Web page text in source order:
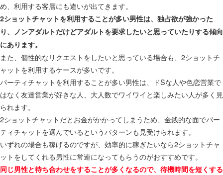
め、利用する客層にも違いが出てきます。
2ショットチャットを利用することが多い男性は、独占欲が強かった
り、ノンアダルトだけどアダルトを要求したいと思っていたりする傾向
にあります。
また、個性的なリクエストをしたいと思っている場合も、2ショットチ
ャットを利用するケースが多いです。
パーティチャットを利用することが多い男性は、ドSな人や色恋営業で
はなく友達営業が好きな人、大人数でワイワイと楽しみたい人が多く見
られます。
2ショットチャットだとお金がかかってしまうため、金銭的な面でパー
ティチャットを選んでいるというパターンも見受けられます。
いずれの場合も稼げるのですが、効率的に稼ぎたいなら2ショットチャ
ットをしてくれる男性に常連になってもらうのがおすすめです。
同じ男性と待ち合わせをすることが多くなるので、待機時間を短くする